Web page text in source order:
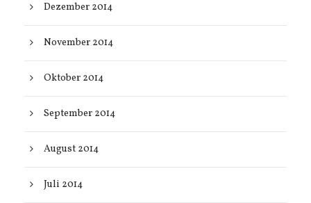
Dezember 2014
November 2014
Oktober 2014
September 2014
August 2014
Juli 2014